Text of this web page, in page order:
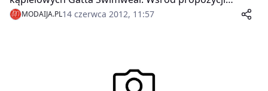
idealnych na letnie szaleństwo na plaży lub w basenie
znaleźć można modele jednoczęściowe oraz bikini.
MODAIJA.PL14 czerwca 2012, 11:57